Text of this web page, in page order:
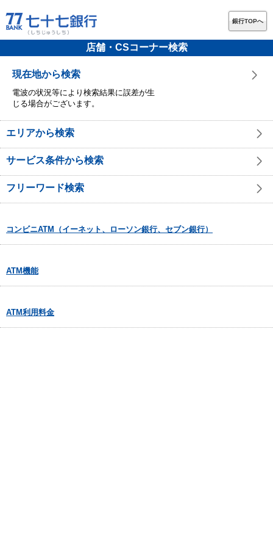
銀行TOPへ
店舗・CSコーナー検索
現在地から検索
電波の状況等により検索結果に誤差が生
じる場合がございます。
エリアから検索
サービス条件から検索
フリーワード検索
コンビニATM（イーネット、ローソン銀行、セブン銀行）
ATM機能
ATM利用料金